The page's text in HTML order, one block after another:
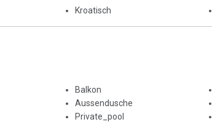
Kroatisch
Balkon
Aussendusche
Private_pool